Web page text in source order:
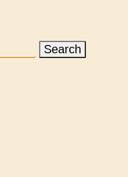
Search